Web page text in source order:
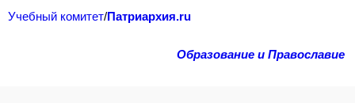
Учебный комитет/Патриархия.ru
Образование и Православие